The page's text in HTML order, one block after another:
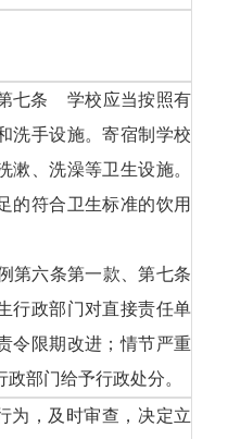
七条 学校应当按照有
洗手设施。寄宿制学校
漱、洗澡等卫生设施。
的符合卫生标准的饮用
六条第一款、第七条
行政部门对直接责任单
令限期改进；情节严重
部门给予行政处分。
为，及时审查，决定立